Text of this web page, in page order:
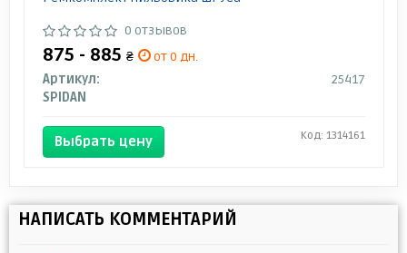
0 отзывов
875 - 885 ₴
от 0 дн.
Артикул:
25417
SPIDAN
Выбрать цену Код: 1314161
НАПИСАТЬ КОММЕНТАРИЙ